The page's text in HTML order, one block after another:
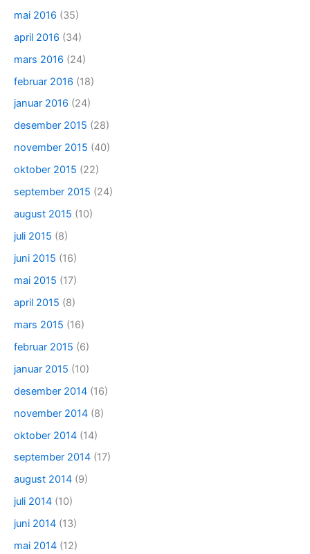
mai 2016 (35)
april 2016 (34)
mars 2016 (24)
februar 2016 (18)
januar 2016 (24)
desember 2015 (28)
november 2015 (40)
oktober 2015 (22)
september 2015 (24)
august 2015 (10)
juli 2015 (8)
juni 2015 (16)
mai 2015 (17)
april 2015 (8)
mars 2015 (16)
februar 2015 (6)
januar 2015 (10)
desember 2014 (16)
november 2014 (8)
oktober 2014 (14)
september 2014 (17)
august 2014 (9)
juli 2014 (10)
juni 2014 (13)
mai 2014 (12)